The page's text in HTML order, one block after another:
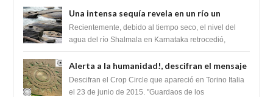
Una intensa sequía revela en un río un
impresionante hallazgo de miles de Shiva
Lingas
Recientemente, debido al tiempo seco, el nivel del
agua del río Shalmala en Karnataka retrocedió,
Alerta a la humanidad!, descifran el mensaje
del Crop Circle de Torino ,Italia
Descifran el Crop Circle que apareció en Torino Italia
el 23 de junio de 2015. "Guardaos de los